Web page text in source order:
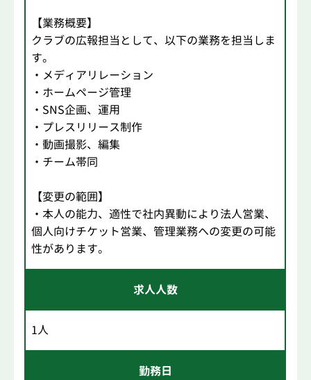
【業務概要】
クラブの広報担当として、以下の業務を担当しま
す。
・メディアリレーション
・ホームページ管理
・SNS企画、運用
・プレスリリース制作
・動画撮影、編集
・チーム帯同
【変更の範囲】
・本人の能力、適性で社内異動により法人営業、
個人向けチケット営業、管理業務への変更の可能
性があります。
求人人数
1人
勤務日